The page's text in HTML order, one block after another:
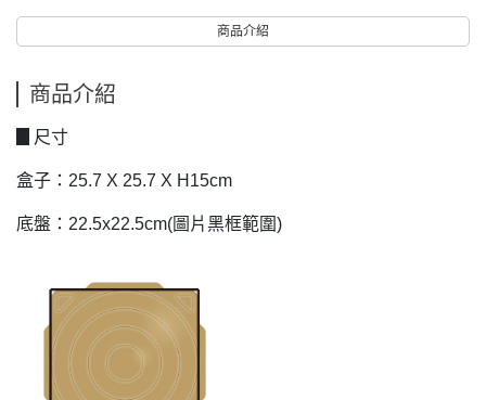
商品介紹
商品介紹
▊尺寸
盒子：25.7 X 25.7 X H15cm
底盤：22.5x22.5cm(圖片黑框範圍)